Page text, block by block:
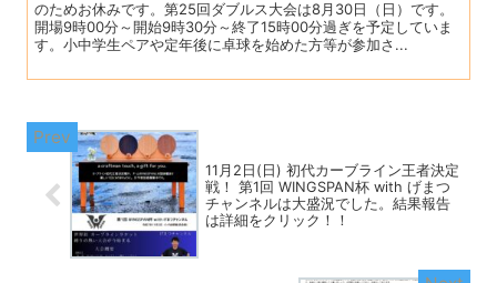
のためお休みです。第25回ダブルス大会は8月30日（日）です。
開場9時00分～開始9時30分～終了15時00分過ぎを予定していま
す。小中学生ペアや定年後に卓球を始めた方等が参加さ...
11月2日(日) 初代カーブライン王者決定
戦！ 第1回 WINGSPAN杯 with げまつ
チャンネルは大盛況でした。結果報告
は詳細をクリック！！